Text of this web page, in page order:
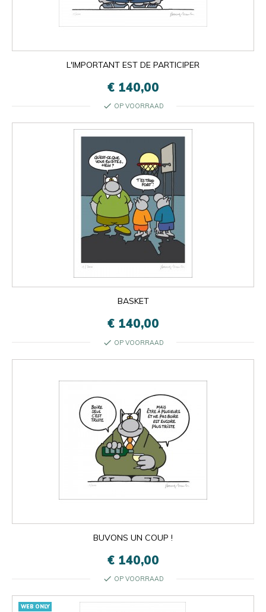
L'IMPORTANT EST DE PARTICIPER
€ 140,00
check OP VOORRAAD
BASKET
€ 140,00
check OP VOORRAAD
BUVONS UN COUP !
€ 140,00
check OP VOORRAAD
WEB ONLY